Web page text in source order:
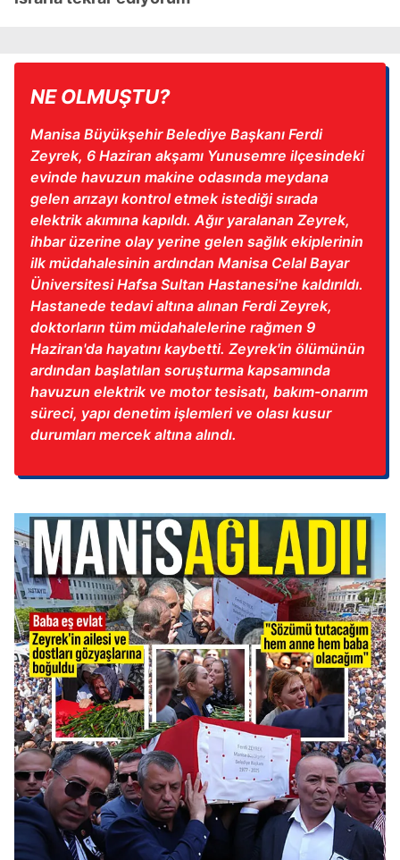
NE OLMUŞTU?
Manisa Büyükşehir Belediye Başkanı Ferdi
Zeyrek, 6 Haziran akşamı Yunusemre ilçesindeki
evinde havuzun makine odasında meydana
gelen arızayı kontrol etmek istediği sırada
elektrik akımına kapıldı. Ağır yaralanan Zeyrek,
ihbar üzerine olay yerine gelen sağlık ekiplerinin
ilk müdahalesinin ardından Manisa Celal Bayar
Üniversitesi Hafsa Sultan Hastanesi'ne kaldırıldı.
Hastanede tedavi altına alınan Ferdi Zeyrek,
doktorların tüm müdahalelerine rağmen 9
Haziran'da hayatını kaybetti. Zeyrek'in ölümünün
ardından başlatılan soruşturma kapsamında
havuzun elektrik ve motor tesisatı, bakım-onarım
süreci, yapı denetim işlemleri ve olası kusur
durumları mercek altına alındı.